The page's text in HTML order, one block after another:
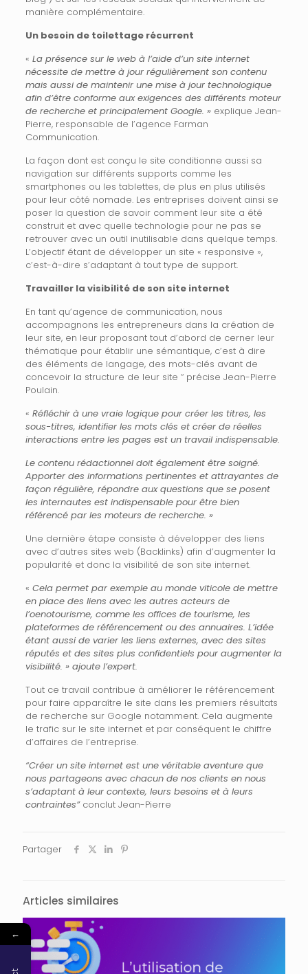
manière complémentaire.
Un besoin de toilettage récurrent
« La présence sur le web à l’aide d’un site internet
nécessite de mettre à jour régulièrement son contenu
mais aussi de maintenir une mise à jour technologique
afin d’être conforme auxexigences des différents moteur
de recherche et principalement Google. »explique Jean-
Pierre, responsable de l’agence Farman
Communication.
La façon dont est conçu le site conditionne aussi sa
navigation sur différents supports comme les
smartphones ou les tablettes, de plus en plus utilisés
pour leur côté nomade. Les entreprises doivent ainsi se
poser la question de savoir comment leur site a été
construit et avec quelle technologie pour ne pas se
retrouver avec un outil inutilisable dans quelque temps.
L’objectif étant de développer un site « responsive »,
c’est-à-dire s’adaptant à tout type de support.
Travailler la visibilité de son site internet
En tant qu’agence de communication, nous
accompagnons les entrepreneurs dans la création de
leur site, en leur proposant tout d’abord de cerner leur
thématique pour établir une sémantique, c’est à dire
des éléments de langage, des mots-clés avant de
concevoir la structure de leur site “ précise Jean-Pierre
Poulain.
« Réfléchir à une vraie logique pour créer les titres, les
sous-titres, identifier les mots clés et créer de réelles
interactions entre les pages est un travail indispensable.
Le contenu rédactionnel doit également être soigné.
Apporter des informations pertinentes et attrayantes de
façon régulière, répondre aux questions que se posent
les internautes est indispensable pour être bien
référencé par les moteurs de recherche. »
Une dernière étape consiste à développer des liens
avec d’autres sites web (Backlinks) afin d’augmenter la
popularité et donc la visibilité de son site internet.
« Cela permet par exemple au monde viticole de mettre
en place des liens avec les autres acteurs de
l’oenotourisme, comme les offices de tourisme, les
plateformes de référencement ou des annuaires. L’idée
étant aussi de varier les liens externes, avec des sites
réputés et des sites plus confidentiels pour augmenter la
visibilité. » ajoute l’expert.
Tout ce travail contribue à améliorer le référencement
pour faire apparaître le site dans les premiers résultats
de recherche sur Google notamment. Cela augmente
le trafic sur le site internet et par conséquent le chiffre
d’affaires de l’entreprise.
“Créer un site internet est une véritable aventure que
nous partageons avec chacun de nos clients en nous
s’adaptant à leur contexte, leurs besoins et à leurs
contraintes” conclut Jean-Pierre
Partager
Articles similaires
←